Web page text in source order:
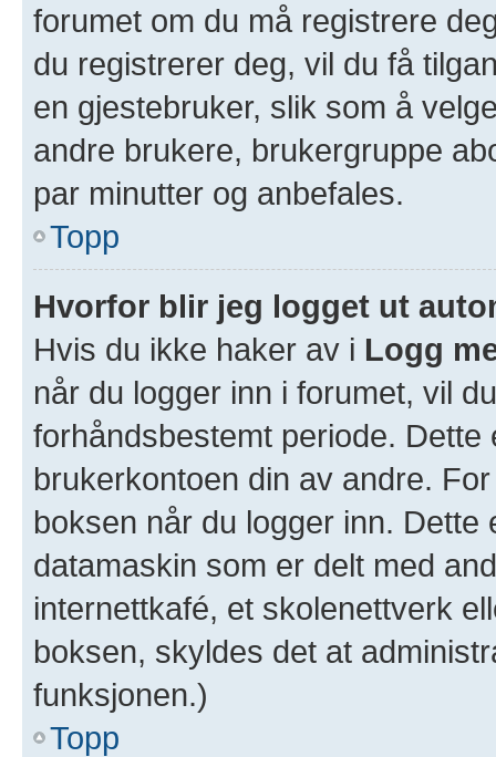
forumet om du må registrere
du registrerer deg, vil du få
en gjestebruker, slik som å
andre brukere, brukergruppe
par minutter og anbefales.
Topp
Hvorfor blir jeg logget ut
Hvis du ikke haker av i Logg
når du logger inn i forumet, vil
forhåndsbestemt periode.
brukerkontoen din av andre.
boksen når du logger inn.
datamaskin som er delt med
internettkafé, et skolenettverk
boksen, skyldes det at
funksjonen.)
Topp